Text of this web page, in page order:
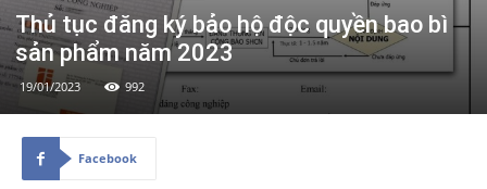
Thủ tục đăng ký bảo hộ độc quyền bao bì
sản phẩm năm 2023
19/01/2023 992
Facebook